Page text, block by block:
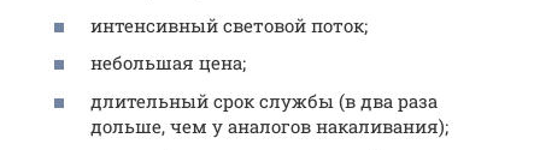
интенсивный световой поток;
небольшая цена;
длительный срок службы (в два раза
дольше, чем у аналогов накаливания);